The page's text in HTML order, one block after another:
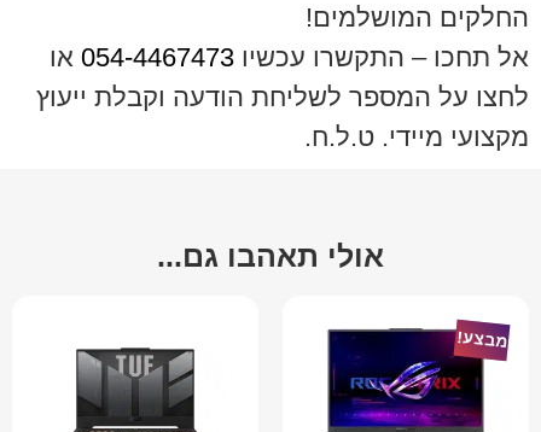
החלקים המושלמים!
אל תחכו – התקשרו עכשיו 054-4467473 או
לחצו על המספר לשליחת הודעה וקבלת ייעוץ
מקצועי מיידי. ט.ל.ח.
אולי תאהבו גם...
מבצע!